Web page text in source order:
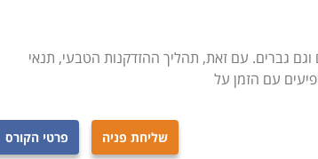
גברים. עם זאת, תהליך ההזדקנות הטבעי, תנאי
עם הזמן על
שליחת פניה פרטי הקורס